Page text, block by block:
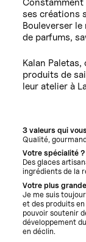
ses créations
Bouleverser
de parfums,
Kalan
produits de
leur atelier à
3 valeurs qui
Qualité,
Votre spécialité ?
Des glaces
ingrédients de la
Votre plus
Je me suis
et des produits
pouvoir soutenir
développement
en déclin.